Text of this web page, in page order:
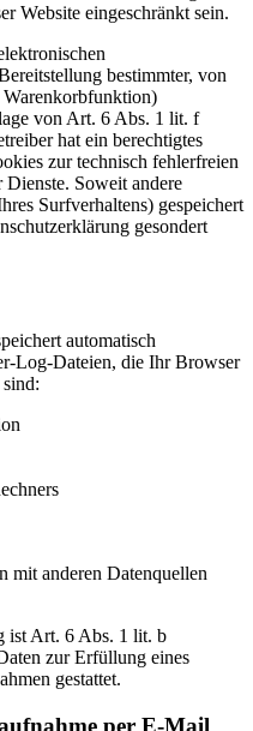
Website eingeschränkt sein.
bestimmter, von
von Art. 6 Abs. 1 lit. f
hat ein berechtigtes
zur technisch fehlerfreien
Soweit andere
Surfverhaltens) gespeichert
gesondert
automatisch
Log-Dateien, die Ihr Browser
mit anderen Datenquellen
ist Art. 6 Abs. 1 lit. b
zur Erfüllung eines
gestattet.
per E-Mail